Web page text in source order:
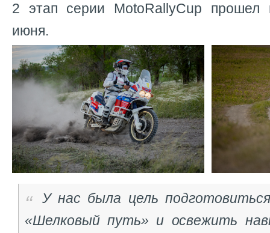
2 этап серии MotoRallyCup прошел
июня.
У нас была цель
«Шелковый путь» и освежить